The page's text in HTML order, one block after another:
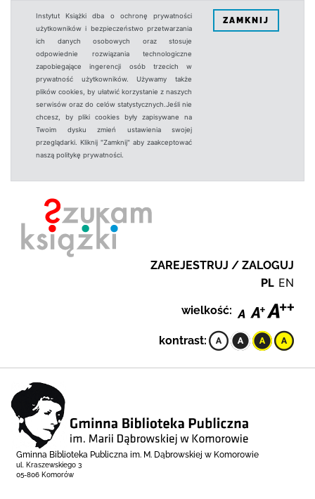
Instytut Książki dba o ochronę prywatności
użytkowników i bezpieczeństwo przetwarzania
ich danych osobowych oraz stosuje
odpowiednie rozwiązania technologiczne
zapobiegające ingerencji osób trzecich w
prywatność użytkowników. Używamy także
plików cookies, by ułatwić korzystanie z naszych
serwisów oraz do celów statystycznych.Jeśli nie
chcesz, by pliki cookies były zapisywane na
Twoim dysku zmień ustawienia swojej
przeglądarki. Kliknij "Zamknij" aby zaakceptować
naszą politykę prywatności.
ZAMKNIJ
ZAREJESTRUJ / ZALOGUJ
PL EN
wielkość:
kontrast:
Gminna Biblioteka Publiczna im. M. Dąbrowskiej w Komorowie
ul. Kraszewskiego 3
05-806 Komorów